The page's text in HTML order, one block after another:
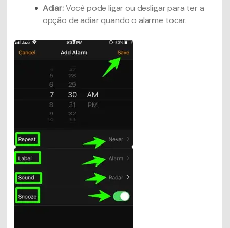
Adiar:Você pode ligar ou desligar para ter a
opção de adiar quando o alarme tocar.